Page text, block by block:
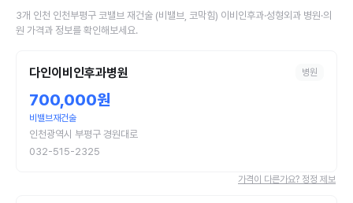
3개 인천 인천부평구 코밸브 재건술 (비밸브, 코막힘) 이비인후과·성형외과 병원·의
원 가격과 정보를 확인해보세요.
다인이비인후과병원 병원
700,000원
비밸브재건술
인천광역시 부평구 경원대로
032-515-2325
가격이 다른가요? 정정 제보